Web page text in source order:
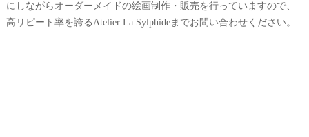
にしながらオーダーメイドの絵画制作・販売を行っていますので、
高リピート率を誇るAtelier La Sylphideまでお問い合わせください。